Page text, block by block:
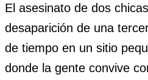
El asesinato de dos
desaparición de una
de tiempo en un sitio
donde la gente convive